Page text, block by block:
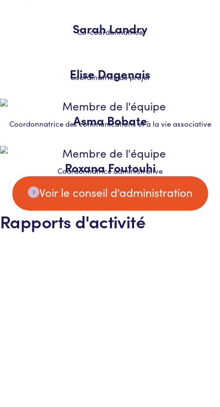
Sarah Landry
Co-coordonnatrice
Elise Dagenais
Coordinatrice de projet
Asma Bobate
Coordonnatrice des communications et à la vie associative
Roxana Foutouhi
Coordonnatrice administrative
Voir le conseil d'administration
Rapports d'activité